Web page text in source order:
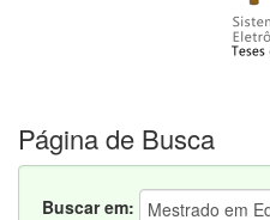
Página de Busca
Buscar em: